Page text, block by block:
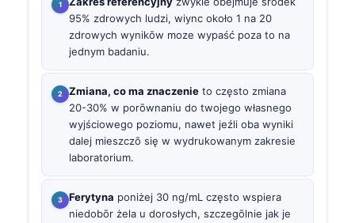
95% zdrowych ludzi, wiync około 1 na 20
zdrowych wynikōw moze wypaść poza to na
jednym badaniu.
Zmiana, co ma znaczenie to często zmiana
20-30% w porōwnaniu do twojego własnego
wyjściowego poziomu, nawet jeźli oba wyniki
dalej mieszczō się w wydrukowanym zakresie
laboratorium.
Ferytyna poniżej 30 ng/mL często wspiera
niedobōr żela u dorosłych, szczegōlnie jak je